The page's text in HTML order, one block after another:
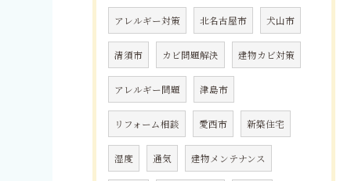
アレルギー対策 北名古屋市 犬山市
清須市 カビ問題解決 建物カビ対策
アレルギー問題 津島市
リフォーム相談 愛西市 新築住宅
湿度 通気 建物メンテナンス